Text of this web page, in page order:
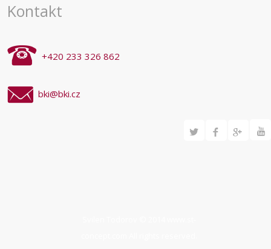
Kontakt
+420 233 326 862
bki@bki.cz